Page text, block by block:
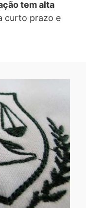
tem alta
curto prazo e